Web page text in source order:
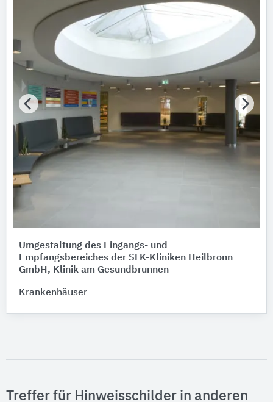
Umgestaltung des Eingangs- und
Empfangsbereiches der SLK-Kliniken Heilbronn
GmbH, Klinik am Gesundbrunnen
Krankenhäuser
Treffer für Hinweisschilder in anderen